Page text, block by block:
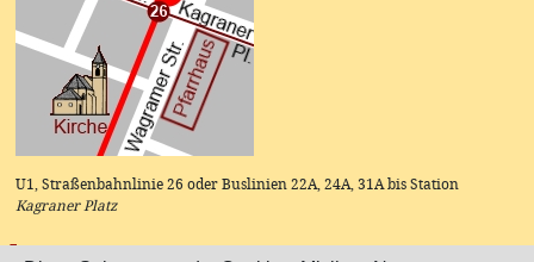
U1, Straßenbahnlinie 26 oder Buslinien 22A, 24A, 31A bis Station
Kagraner Platz
Instagram